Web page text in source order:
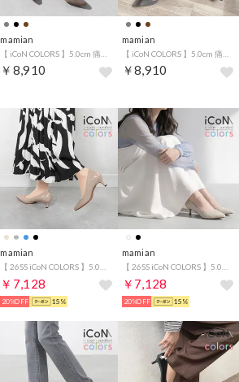
mamian
￥8,910
mamian
￥8,910
mamian
￥7,128
20%OFF 15%
mamian
￥7,128
20%OFF 15%